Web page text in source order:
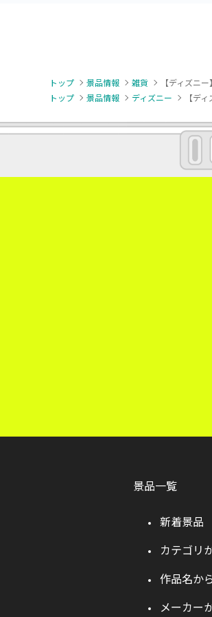
トップ 景品情報 雑貨
【ディズニ
トップ
景品情報 ディズニー 【デ
景品一覧
新着景品
カテゴリ
作品名か
メーカー